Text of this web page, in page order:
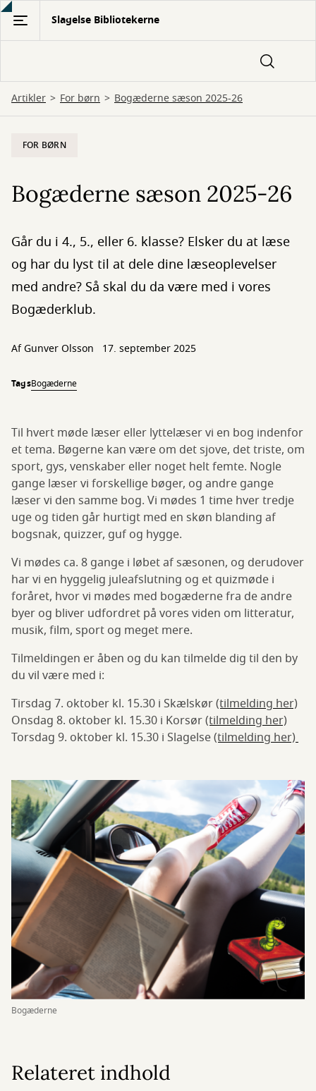
Gå
hovedindhold
Slagelse Bibliotekerne
Artikler For børn Bogæderne sæson 2025-26
FOR BØRN
Bogæderne sæson 2025-26
Går du i 4., 5., eller 6. klasse? Elsker du at læse
og har du lyst til at dele dine læseoplevelser
med andre? Så skal du da være med i vores
Bogæderklub.
AfGunver Olsson 17. september 2025
TagsBogæderne
Til hvert møde læser eller lyttelæser vi en bog indenfor
et tema. Bøgerne kan være om det sjove, det triste, om
sport, gys, venskaber eller noget helt femte. Nogle
gange læser vi forskellige bøger, og andre gange
læser vi den samme bog. Vi mødes 1 time hver tredje
uge og tiden går hurtigt med en skøn blanding af
bogsnak, quizzer, guf og hygge.
Vi mødes ca. 8 gange i løbet af sæsonen, og derudover
har vi en hyggelig juleafslutning og et quizmøde i
foråret, hvor vi mødes med bogæderne fra de andre
byer og bliver udfordret på vores viden om litteratur,
musik, film, sport og meget mere.
Tilmeldingen er åben og du kan tilmelde dig til den by
du vil være med i:
Tirsdag 7. oktober kl. 15.30 i Skælskør(tilmelding her)
Onsdag 8. oktober kl. 15.30 i Korsør(tilmelding her)
Torsdag 9. oktober kl. 15.30 i Slagelse(tilmelding her)
Bogæderne
Relateret indhold